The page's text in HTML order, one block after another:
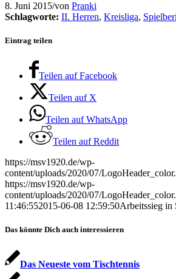
8. Juni 2015/von Pranki
Schlagworte: II. Herren, Kreisliga,
Eintrag teilen
Teilen auf Facebook
Teilen auf X
Teilen auf WhatsApp
Teilen auf Reddit
https://msv1920.de/wp-
content/uploads/2020/07/
https://msv1920.de/wp-
content/uploads/2020/07/
11:46:552015-06-08 12:59:50Arbeitssieg in
Das könnte Dich auch interessieren
Das Neueste vom Tischtennis